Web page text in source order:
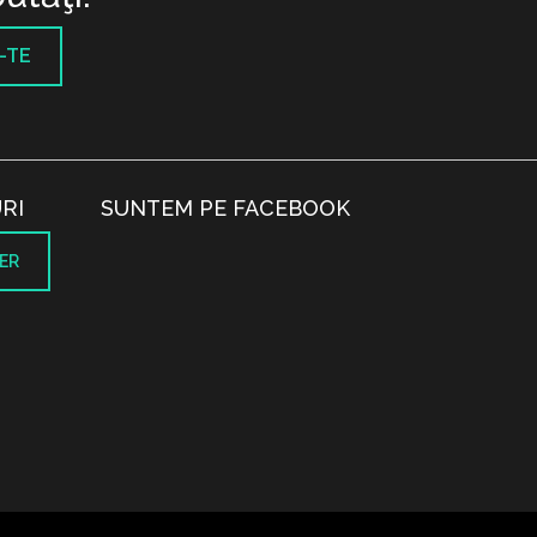
TE
SUNTEM PE FACEBOOK